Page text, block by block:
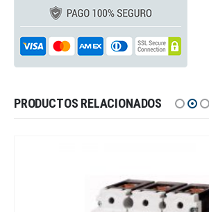
PRODUCTOS RELACIONADOS